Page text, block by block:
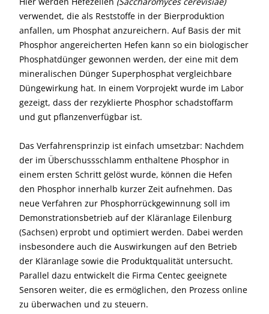
verwendet, die als Reststoffe in der Bierproduktion
anfallen, um Phosphat anzureichern. Auf Basis der mit
Phosphor angereicherten Hefen kann so ein biologischer
Phosphatdünger gewonnen werden, der eine mit dem
mineralischen Dünger Superphosphat vergleichbare
Düngewirkung hat. In einem Vorprojekt wurde im Labor
gezeigt, dass der rezyklierte Phosphor schadstoffarm
und gut pflanzenverfügbar ist.
Das Verfahrensprinzip ist einfach umsetzbar: Nachdem
der im Überschussschlamm enthaltene Phosphor in
einem ersten Schritt gelöst wurde, können die Hefen
den Phosphor innerhalb kurzer Zeit aufnehmen. Das
neue Verfahren zur Phosphorrückgewinnung soll im
Demonstrationsbetrieb auf der Kläranlage Eilenburg
(Sachsen) erprobt und optimiert werden. Dabei werden
insbesondere auch die Auswirkungen auf den Betrieb
der Kläranlage sowie die Produktqualität untersucht.
Parallel dazu entwickelt die Firma Centec geeignete
Sensoren weiter, die es ermöglichen, den Prozess online
zu überwachen und zu steuern.